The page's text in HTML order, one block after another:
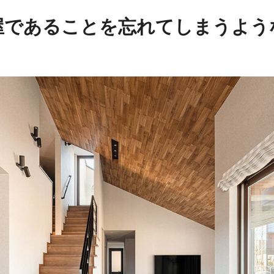
であることを忘れてしまうよう